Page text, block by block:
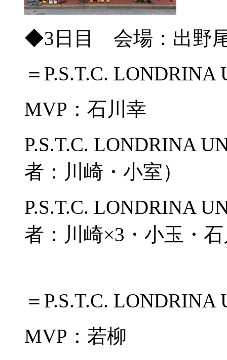
◆3日目 会場：出野
＝P.S.T.C. LONDRINA
MVP：石川幸
P.S.T.C. LONDRINA
者：川崎・小室）
P.S.T.C. LONDRINA
者：川崎×3・小玉・
＝P.S.T.C. LONDRINA
MVP：若柳